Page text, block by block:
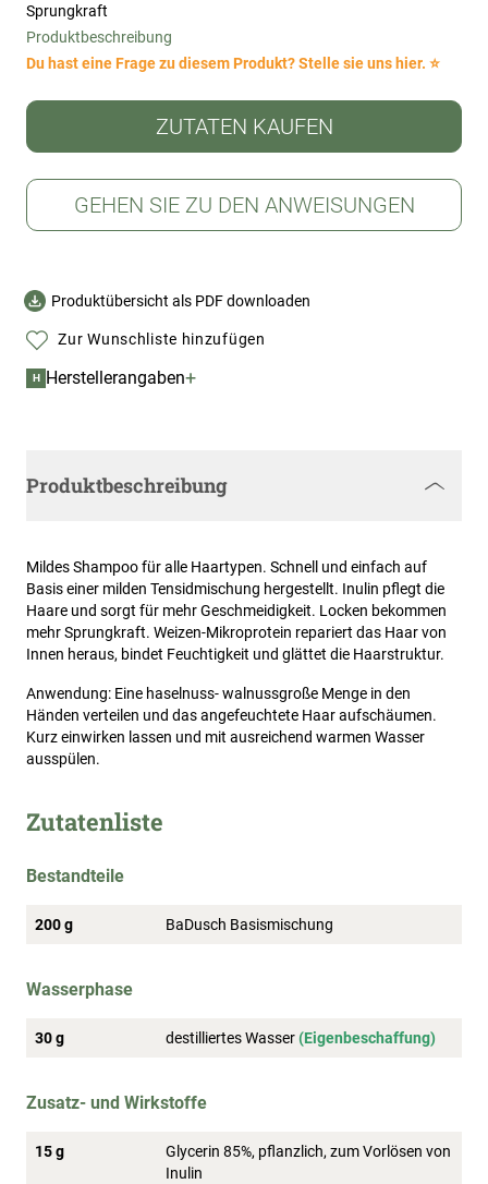
Sprungkraft
Produktbeschreibung
Du hast eine Frage zu diesem Produkt? Stelle sie uns hier. ⭐
ZUTATEN KAUFEN
GEHEN SIE ZU DEN ANWEISUNGEN
Produktübersicht als PDF downloaden
Zur Wunschliste hinzufügen
H Herstellerangaben+
Produktbeschreibung
Mildes Shampoo für alle Haartypen. Schnell und einfach auf
Basis einer milden Tensidmischung hergestellt. Inulin pflegt die
Haare und sorgt für mehr Geschmeidigkeit. Locken bekommen
mehr Sprungkraft. Weizen-Mikroprotein repariert das Haar von
Innen heraus, bindet Feuchtigkeit und glättet die Haarstruktur.
Anwendung: Eine haselnuss- walnussgroße Menge in den
Händen verteilen und das angefeuchtete Haar aufschäumen.
Kurz einwirken lassen und mit ausreichend warmen Wasser
ausspülen.
Zutatenliste
Bestandteile
200 g BaDusch Basismischung
Wasserphase
30 g destilliertes Wasser(Eigenbeschaffung)
Zusatz- und Wirkstoffe
15 g
Glycerin 85%, pflanzlich, zum Vorlösen von
Inulin